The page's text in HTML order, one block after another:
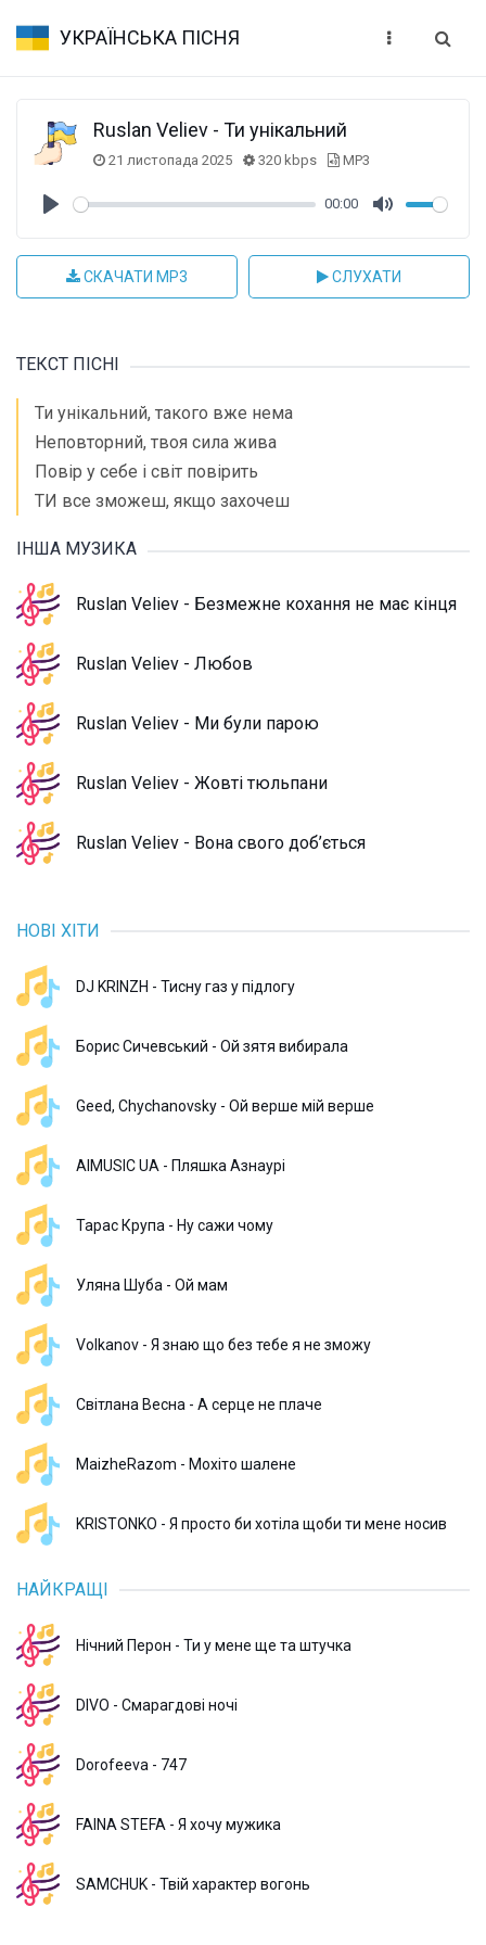
УКРАЇНСЬКА ПІСНЯ
Ruslan Veliev - Ти унікальний
21 листопада 2025 320 kbps MP3
00:00
СКАЧАТИ MP3 СЛУХАТИ
ТЕКСТ ПІСНІ
Ти унікальний, такого вже нема
Неповторний, твоя сила жива
Повір у себе і світ повірить
ТИ все зможеш, якщо захочеш
ІНША МУЗИКА
Ruslan Veliev - Безмежне кохання не має кінця
Ruslan Veliev - Любов
Ruslan Veliev - Ми були парою
Ruslan Veliev - Жовті тюльпани
Ruslan Veliev - Вона свого доб’ється
НОВІ ХІТИ
DJ KRINZH - Тисну газ у підлогу
Борис Сичевський - Ой зятя вибирала
Geed, Chychanovsky - Ой верше мій верше
AIMUSIC UA - Пляшка Азнаурі
Тарас Крупа - Ну сажи чому
Уляна Шуба - Ой мам
Volkanov - Я знаю що без тебе я не зможу
Світлана Весна - А серце не плаче
MaizheRazom - Мохіто шалене
KRISTONKO - Я просто би хотіла щоби ти мене носив
НАЙКРАЩІ
Нічний Перон - Ти у мене ще та штучка
DIVO - Смарагдові ночі
Dorofeeva - 747
FAINA STEFA - Я хочу мужика
SAMCHUK - Твій характер вогонь